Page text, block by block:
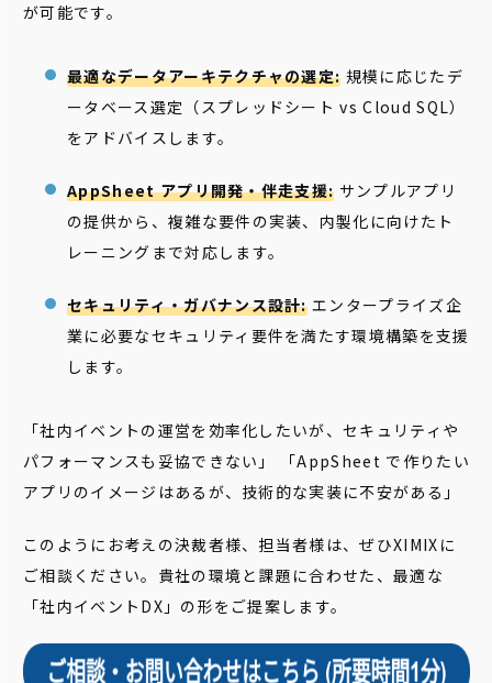
が可能です。
最適なデータアーキテクチャの選定: 規模に応じたデ
ータベース選定（スプレッドシート vs Cloud SQL）
をアドバイスします。
AppSheet アプリ開発・伴走支援: サンプルアプリ
の提供から、複雑な要件の実装、内製化に向けたト
レーニングまで対応します。
セキュリティ・ガバナンス設計:エンタープライズ企
業に必要なセキュリティ要件を満たす環境構築を支援
します。
「社内イベントの運営を効率化したいが、セキュリティや
パフォーマンスも妥協できない」 「AppSheet で作りたい
アプリのイメージはあるが、技術的な実装に不安がある」
このようにお考えの決裁者様、担当者様は、ぜひXIMIXに
ご相談ください。貴社の環境と課題に合わせた、最適な
「社内イベントDX」の形をご提案します。